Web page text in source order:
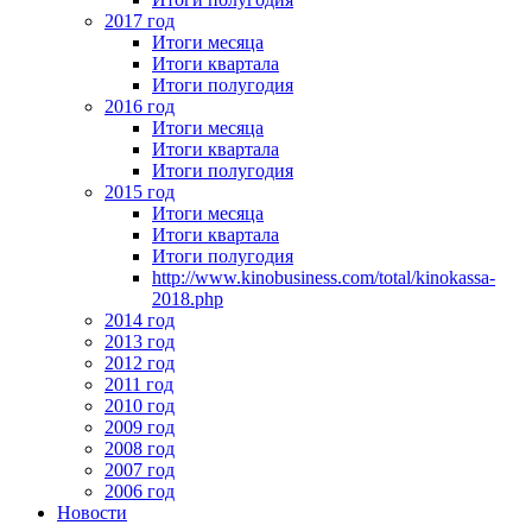
2017 год
Итоги месяца
Итоги квартала
Итоги полугодия
2016 год
Итоги месяца
Итоги квартала
Итоги полугодия
2015 год
Итоги месяца
Итоги квартала
Итоги полугодия
http://www.kinobusiness.com/total/kinokassa-
2018.php
2014 год
2013 год
2012 год
2011 год
2010 год
2009 год
2008 год
2007 год
2006 год
Новости